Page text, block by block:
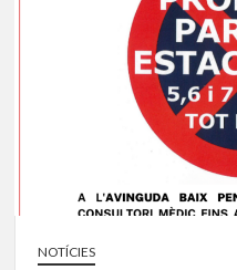
NOTÍCIES